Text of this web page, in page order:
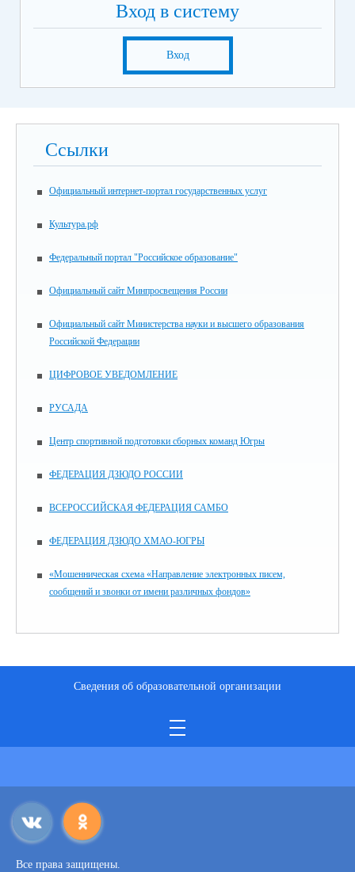
Вход в систему
Вход
Ссылки
Официальный интернет-портал государственных услуг
Культура.рф
Федеральный портал "Российское образование"
Официальный сайт Минпросвещения России
Официальный сайт Министерства науки и высшего образования
Российской Федерации
ЦИФРОВОЕ УВЕДОМЛЕНИЕ
РУСАДА
Центр спортивной подготовки сборных команд Югры
ФЕДЕРАЦИЯ ДЗЮДО РОССИИ
ВСЕРОССИЙСКАЯ ФЕДЕРАЦИЯ САМБО
ФЕДЕРАЦИЯ ДЗЮДО ХМАО-ЮГРЫ
«Мошенническая схема «Направление электронных писем,
сообщений и звонки от имени различных фондов»
Сведения об образовательной организации
Все права защищены.